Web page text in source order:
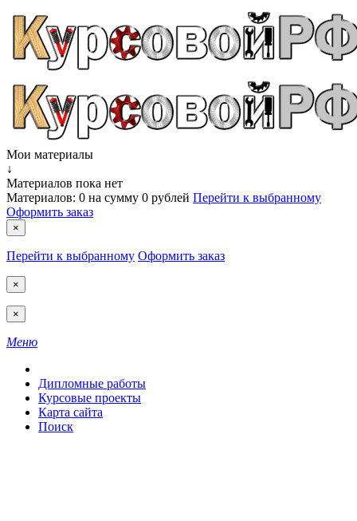
Мои материалы
↓
Материалов пока нет
Материалов: 0 на сумму 0 рублей Перейти к выбранному
Оформить заказ
×
Перейти к выбранному Оформить заказ
×
×
Меню
Дипломные работы
Курсовые проекты
Карта сайта
Поиск